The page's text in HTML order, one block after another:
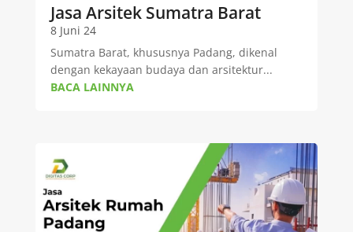
Jasa Arsitek Sumatra Barat
8 Juni 24
Sumatra Barat, khususnya Padang, dikenal
dengan kekayaan budaya dan arsitektur...
BACA LAINNYA